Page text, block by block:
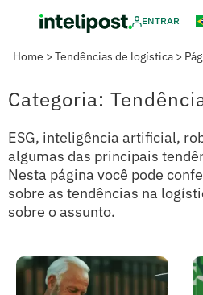
ENTRAR
Home > Tendências de logística >
Categoria:
ESG, inteligência artificial,
algumas das principais
Nesta página você pode
sobre as tendências na
sobre o assunto.